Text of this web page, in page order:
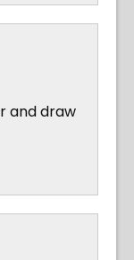
and draw